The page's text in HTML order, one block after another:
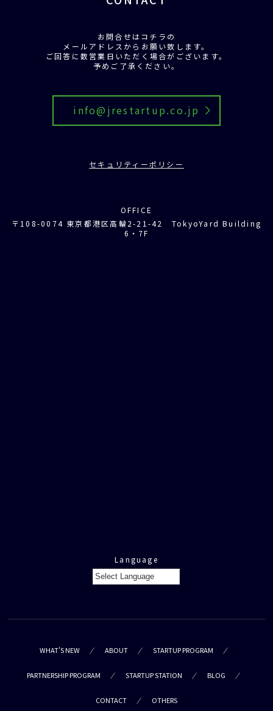
お問合せはコチラの
メールアドレスからお願い致します。
ご回答に数営業日いただく場合がございます。
予めご了承ください。
info@jrestartup.co.jp
セキュリティーポリシー
OFFICE
〒108-0074 東京都港区高輪2-21-42 TokyoYard Building
6・7F
Language
WHAT’S NEW ABOUT STARTUP PROGRAM
PARTNERSHIP PROGRAM STARTUP STATION BLOG
CONTACT OTHERS